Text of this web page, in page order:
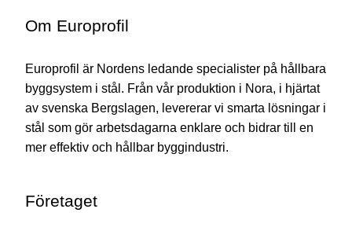
Om Europrofil
Europrofil är Nordens ledande specialister på hållbara
byggsystem i stål. Från vår produktion i Nora, i hjärtat
av svenska Bergslagen, levererar vi smarta lösningar i
stål som gör arbetsdagarna enklare och bidrar till en
mer effektiv och hållbar byggindustri.
Företaget